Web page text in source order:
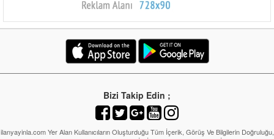
Bizi Takip Edin ;
ilanyayinla.com Yer Alan Kullanıcıların Oluşturduğu Tüm İçerik, Görüş Ve Bilgilerin Doğruluğu,